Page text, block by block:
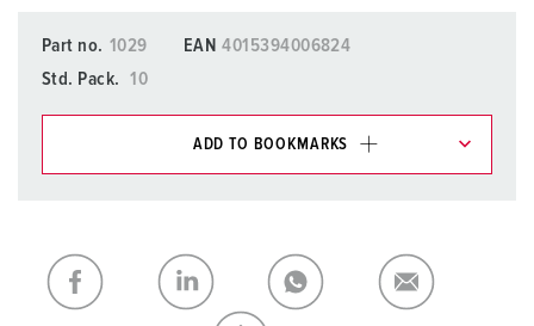
Part no. 1029 EAN 4015394006824
Std. Pack.
10
ADD TO BOOKMARKS
My list ADD
CREATE A NEW LIST